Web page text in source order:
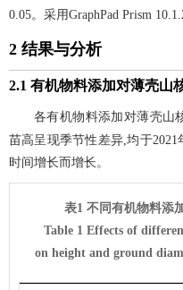
0.05。采用GraphPad Prism
2 结果与分析
2.1 有机物料添加对薄壳山
各有机物料添加对薄壳山
苗高呈现季节性差异,均于
时间增长而增长。
表1 不同有机物料添
Table 1 Effects of
on height and ground